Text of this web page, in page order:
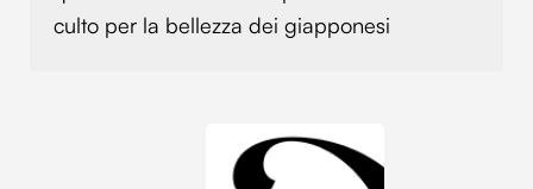
culto per la bellezza dei giapponesi